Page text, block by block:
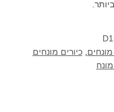
מונחים ,כיורים מונחים
מונח